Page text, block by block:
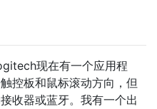
现在有一个应用程
控板和鼠标滚动方向，但
收器或蓝牙。我有一个出